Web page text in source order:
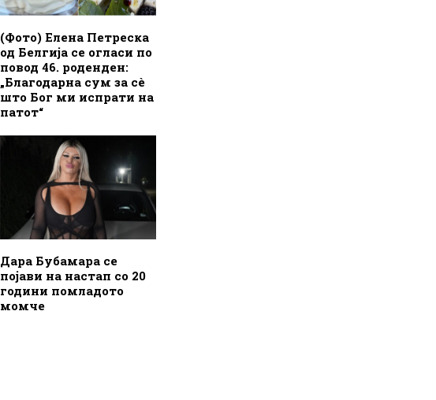
(Фото) Елена Петреска
од Белгија се огласи по
повод 46. роденден:
„Благодарна сум за сè
што Бог ми испрати на
патот“
Дара Бубамара се
појави на настап со 20
години помладото
момче